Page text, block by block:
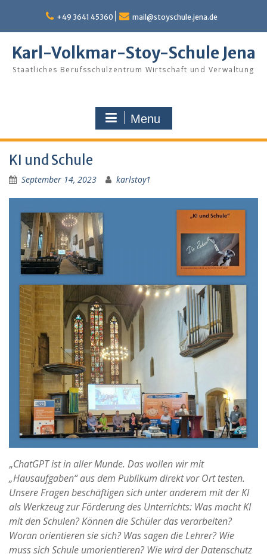
content
+49 3641 45360 mail@stoyschule.jena.de
Karl-Volkmar-Stoy-Schule Jena
Staatliches Berufsschulzentrum Wirtschaft und Verwaltung
Menu
KI und Schule
September 14, 2023 karlstoy1
„ChatGPT ist in aller Munde. Das wollen wir mit
„Hausaufgaben“ aus dem Publikum direkt vor Ort testen.
Unsere Fragen beschäftigen sich unter anderem mit der KI
als Werkzeug zur Förderung des Unterrichts: Was macht KI
mit den Schulen? Können die Schüler das verarbeiten?
Woran orientieren sie sich? Was sagen die Lehrer? Wie
muss sich Schule umorientieren? Wie wird der Datenschutz